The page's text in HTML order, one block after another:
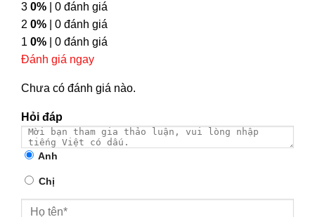
3 0% | 0 đánh giá
2 0% | 0 đánh giá
1 0% | 0 đánh giá
Đánh giá ngay
Chưa có đánh giá nào.
Hỏi đáp
Anh
Chị